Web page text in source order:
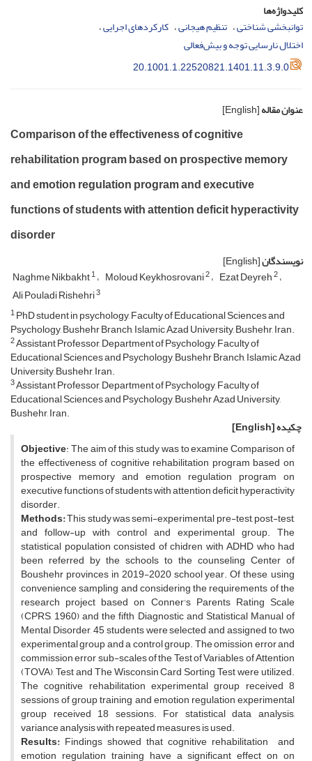
کلیدواژه‌ها
توانبخشی شناختی تنظیم هیجانی کارکردهای اجرایی
اختلال نارسایی توجه و بیش‌فعالی
20.1001.1.22520821.1401.11.3.9.0
عنوان مقاله[English]
Comparison of the effectiveness of cognitive
rehabilitation program based on prospective memory
and emotion regulation program and executive
functions of students with attention deficit hyperactivity
disorder
نویسندگان[English]
Naghme Nikbakht1 Moloud Keykhosrovani2 Ezat Deyreh2
Ali Pouladi Rishehri3
1PhD student in psychology, Faculty of Educational Sciences and
Psychology, Bushehr Branch, Islamic Azad University, Bushehr, Iran.
2Assistant Professor, Department of Psychology, Faculty of
Educational Sciences and Psychology, Bushehr Branch, Islamic Azad
University, Bushehr, Iran.
3Assistant Professor, Department of Psychology, Faculty of
Educational Sciences and Psychology, Bushehr Azad University,
Bushehr, Iran.
چکیده[English]
Objective: The aim of this study was to examine Comparison of
the effectiveness of cognitive rehabilitation program based on
prospective memory and emotion regulation program on
executive functions of studentswith attention deficit hyperactivity
disorder.
Methods:This study was semi-experimental pre-test, post-test,
and follow-up with control and experimental group. The
statistical population consisted of chidren with ADHD who had
been referred by the schools to the counseling Center of
Boushehr provinces in 2019-2020 school year. Of these, using
convenience sampling and considering the requirements of the
research project based on Conner's Parents Rating Scale
(CPRS, 1960) and the fifth Diagnostic and Statistical Manual of
Mental Disorder, 45 students were selected and assigned to two
experimental group and a control group. The omission error and
commission error sub-scales of the Test of Variables of Attention
(TOVA), Test and The Wisconsin Card Sorting Test were utilized.
The cognitive rehabilitation experimental group received 8
sessions of group training and emotion regulation experimental
group received 18 sessions. For statistical data analysis,
variance analysis with repeated measures is used.
Results: Findings showed that cognitive rehabilitation and
emotion regulation training have a significant effect on on